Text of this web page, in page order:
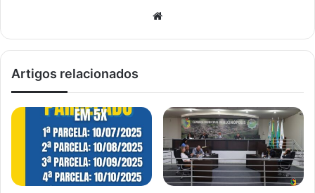
Artigos relacionados